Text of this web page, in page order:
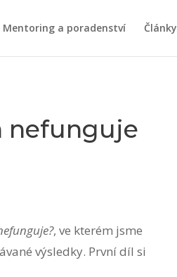
Mentoring a poradenství Články
nefunguje
, ve kterém jsme
výsledky. První díl si